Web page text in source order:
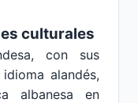
culturales
con sus
alandés,
albanesa en